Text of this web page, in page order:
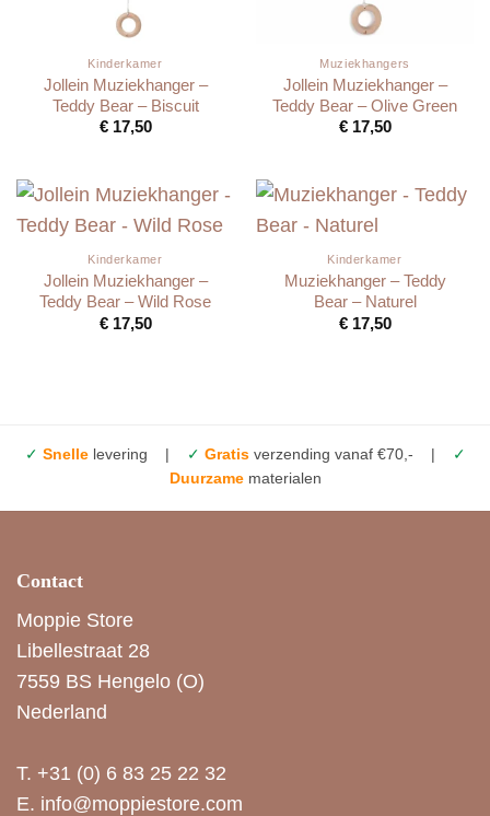
Kinderkamer
Jollein Muziekhanger –
Teddy Bear – Biscuit
€17,50
Muziekhangers
Jollein Muziekhanger –
Teddy Bear – Olive Green
€17,50
Kinderkamer
Jollein Muziekhanger –
Teddy Bear – Wild Rose
€17,50
Kinderkamer
Muziekhanger – Teddy
Bear – Naturel
€17,50
✓ Snellelevering | ✓ Gratisverzending vanaf €70,- |
✓
Duurzamematerialen
Contact
Moppie Store
Libellestraat 28
7559 BS Hengelo (O)
Nederland
T. +31 (0) 6 83 25 22 32
E. info@moppiestore.com